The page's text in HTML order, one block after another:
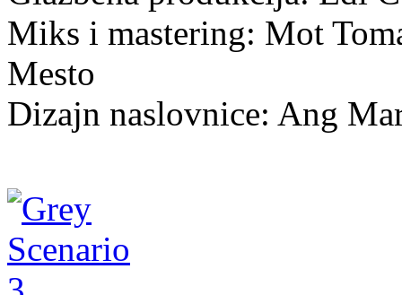
Miks i mastering: Mot
Mesto
Dizajn naslovnice: Ang